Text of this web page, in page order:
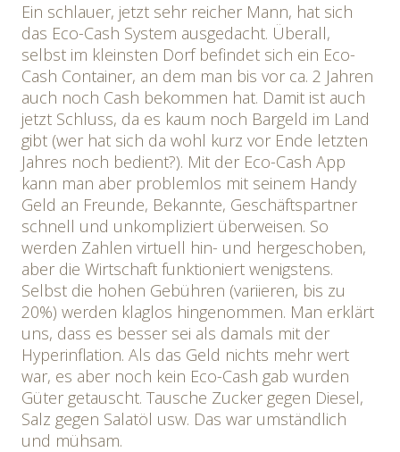
Ein schlauer, jetzt sehr reicher Mann, hat sich
das Eco-Cash System ausgedacht. Überall,
selbst im kleinsten Dorf befindet sich ein Eco-
Cash Container, an dem man bis vor ca. 2 Jahren
auch noch Cash bekommen hat. Damit ist auch
jetzt Schluss, da es kaum noch Bargeld im Land
gibt (wer hat sich da wohl kurz vor Ende letzten
Jahres noch bedient?). Mit der Eco-Cash App
kann man aber problemlos mit seinem Handy
Geld an Freunde, Bekannte, Geschäftspartner
schnell und unkompliziert überweisen. So
werden Zahlen virtuell hin- und hergeschoben,
aber die Wirtschaft funktioniert wenigstens.
Selbst die hohen Gebühren (variieren, bis zu
20%) werden klaglos hingenommen. Man erklärt
uns, dass es besser sei als damals mit der
Hyperinflation. Als das Geld nichts mehr wert
war, es aber noch kein Eco-Cash gab wurden
Güter getauscht. Tausche Zucker gegen Diesel,
Salz gegen Salatöl usw. Das war umständlich
und mühsam.